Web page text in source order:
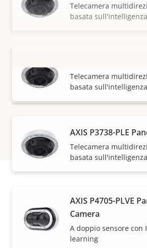
VISUALIZZA DI PIÙ
Telecamera
basata
Telecamera
basata
AXIS P3738-PLE
Telecamera
basata
AXIS P4705-PLVE
Camera
A doppio sensore con
learning
Come
Le soluzioni Axis e i singoli
e installati da esperti dei nostri